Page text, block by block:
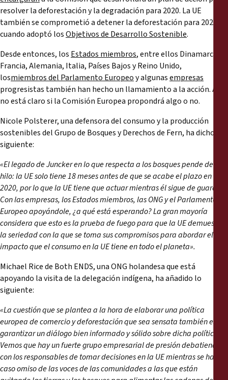
resolver la deforestación y la degradación para 2020. La UE
también se comprometió a detener la deforestación para 2020
cuando adoptó losObjetivos de Desarrollo Sostenible.
Desde entonces, los Estados miembros, entre ellos Dinamarca,
Francia, Alemania, Italia, Países Bajos y Reino Unido,
losmiembros del Parlamento Europeoy algunasempresas
progresistas también han hecho un llamamiento a la acción. Aún
no está claro si la Comisión Europea propondrá algo o no.
Nicole Polsterer, una defensora del consumo y la producción
sostenibles del Grupo de Bosques y Derechos de Fern, ha dicho lo
siguiente:
«El legado de Juncker en lo que respecta a los bosques pende de un
hilo: la UE solo tiene 18 meses antes de que se acabe el plazo en
2020, por lo que la UE tiene que actuar mientras él sigue de guardia.
Con las empresas, los Estados miembros, las ONG y el Parlamento
Europeo apoyándole, ¿a qué está esperando? La gran mayoría
considera que esto es la prueba de fuego para que la UE demuestre
la seriedad con la que se toma sus compromisos para abordar el
impacto que el consumo en la UE tiene en todo el planeta».
Michael Rice de Both ENDS, una ONG holandesa que está
apoyando la visita de la delegación indígena, ha añadido lo
siguiente:
«La cuestión que se plantea a la hora de elaborar una política
europea de comercio y deforestación que sea sensata también es
garantizar un diálogo bien informado y sólido sobre dicha política.
Vemos que hay un fuerte grupo empresarial de presión debatiendo
con los responsables de tomar decisiones en la UE mientras se hace
caso omiso de las voces de las comunidades a las que están